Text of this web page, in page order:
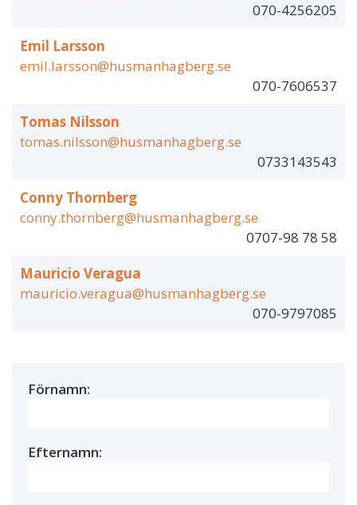
070-4256205
Emil Larsson
emil.larsson@husmanhagberg.se
070-7606537
Tomas Nilsson
tomas.nilsson@husmanhagberg.se
0733143543
Conny Thornberg
conny.thornberg@husmanhagberg.se
0707-98 78 58
Mauricio Veragua
mauricio.veragua@husmanhagberg.se
070-9797085
Förnamn:
Efternamn: